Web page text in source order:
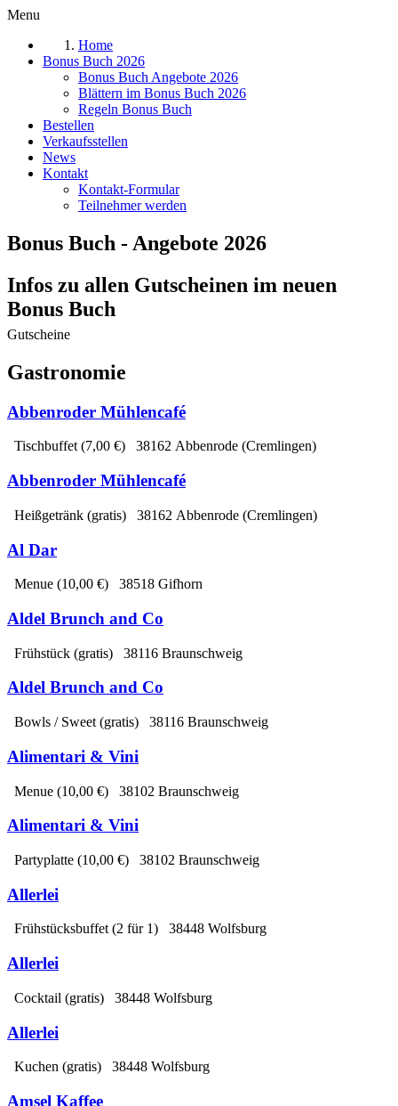
Menu
Home
Bonus Buch 2026
Bonus Buch Angebote 2026
Blättern im Bonus Buch 2026
Regeln Bonus Buch
Bestellen
Verkaufsstellen
News
Kontakt
Kontakt-Formular
Teilnehmer werden
Bonus Buch - Angebote 2026
Infos zu allen Gutscheinen im neuen
Bonus Buch
Gutscheine
Gastronomie
Abbenroder Mühlencafé
Tischbuffet (7,00 €) 38162 Abbenrode (Cremlingen)
Abbenroder Mühlencafé
Heißgetränk (gratis) 38162 Abbenrode (Cremlingen)
Al Dar
Menue (10,00 €) 38518 Gifhorn
Aldel Brunch and Co
Frühstück (gratis) 38116 Braunschweig
Aldel Brunch and Co
Bowls / Sweet (gratis) 38116 Braunschweig
Alimentari & Vini
Menue (10,00 €) 38102 Braunschweig
Alimentari & Vini
Partyplatte (10,00 €) 38102 Braunschweig
Allerlei
Frühstücksbuffet(2 für 1) 38448 Wolfsburg
Allerlei
Cocktail (gratis) 38448 Wolfsburg
Allerlei
Kuchen (gratis) 38448 Wolfsburg
Amsel Kaffee